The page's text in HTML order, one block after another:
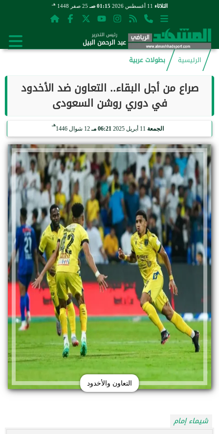
الثلاثاء 01:15 صـ 25 صفر 1448 هـ
رئيس التحرير
عبد الرحمن البيل
الرئيسية
بطولات عربية
صراع من أجل البقاء.. التعاون ضد الأخدود
في دوري روشن السعودى
الجمعة 11 أبريل 2025 06:21 مـ 12 شوال 1446
هـ
التعاون والأخدود
شيماء إمام